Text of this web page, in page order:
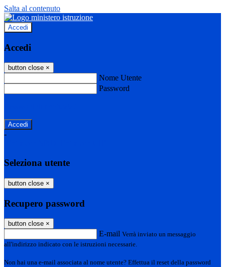
Salta al contenuto
Accedi
Accedi
button close ×
Nome Utente
Password
-
Seleziona utente
button close ×
Recupero password
button close ×
E-mail Verrà inviato un messaggio
all'indirizzo indicato con le istruzioni necessarie.
Non hai una e-mail associata al nome utente? Effettua il reset della password